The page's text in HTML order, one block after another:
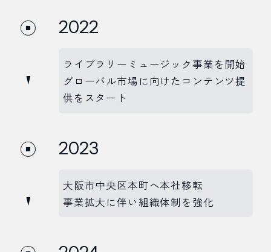
2022
ライブラリーミュージック事業を開始
グローバル市場に向けたコンテンツ提
供をスタート
2023
大阪市中央区本町へ本社移転
事業拡大に伴い組織体制を強化